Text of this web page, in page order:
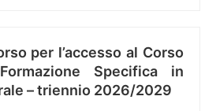
per l’accesso al Corso
Specifica in
– triennio 2026/2029